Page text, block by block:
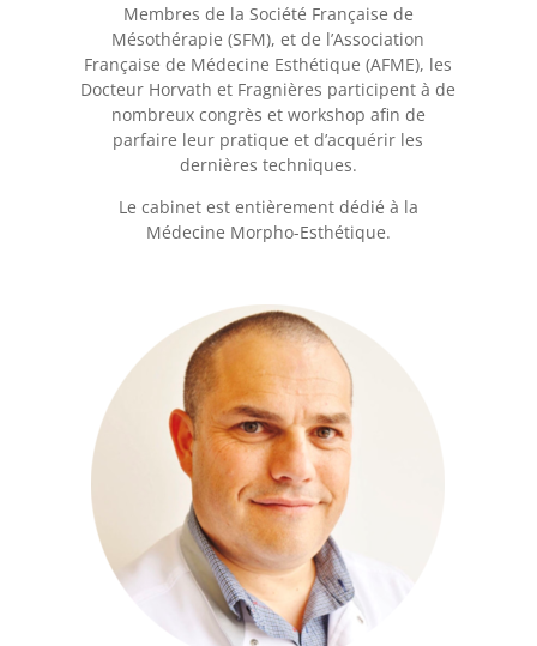
Membres de la Société Française de
Mésothérapie (SFM), et de l’Association
Française de Médecine Esthétique (AFME), les
Docteur Horvath et Fragnières participent à de
nombreux congrès et workshop afin de
parfaire leur pratique et d’acquérir les
dernières techniques.
Le cabinet est entièrement dédié à la
Médecine Morpho-Esthétique.